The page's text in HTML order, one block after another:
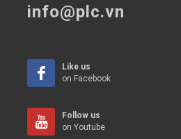
info@plc.vn
Like us
on Facebook
Follow us
on Youtube